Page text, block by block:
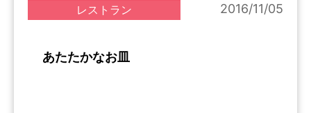
レストラン 2016/11/05
あたたかなお皿